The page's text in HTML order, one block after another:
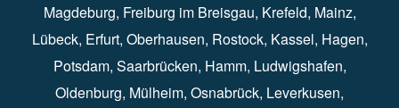
Magdeburg⁠, Freiburg im Breisgau⁠⁠, Krefeld⁠⁠, Mainz⁠⁠,
Lübeck⁠, Erfurt⁠, Oberhausen⁠⁠, Rostock⁠⁠, Kassel⁠⁠, Hagen⁠,
Potsdam⁠, Saarbrücken⁠⁠, Hamm⁠, Ludwigshafen⁠,
Oldenburg⁠, Mülheim⁠, Osnabrück⁠⁠, Leverkusen⁠,